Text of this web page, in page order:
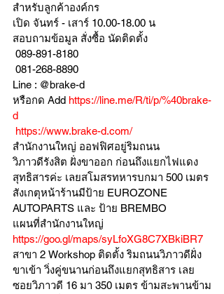
สำหรับลูกค้าองค์กร
เปิด จันทร์ - เสาร์ 10.00-18.00 น
สอบถามข้อมูล สั่งซื้อ นัดติดตั้ง
089-891-8180
081-268-8890
Line : @brake-d
หรือกด Add https://line.me/R/ti/p/%40brake-
d
https://www.brake-d.com/
สำนักงานใหญ่ ออฟฟิศอยู่ริมถนน
วิภาวดีรังสิต ฝั่งขาออก ก่อนถึงแยกไฟแดง
สุทธิสารค่ะ เลยสโมสรทหารบกมา 500 เมตร
สังเกตุหน้าร้านมีป้าย EUROZONE
AUTOPARTS และ ป้าย BREMBO
แผนที่สำนักงานใหญ่
https://goo.gl/maps/syLfoXG8C7XBkiBR7
สาขา 2 Workshop ติดตั้ง ริมถนนวิภาวดีฝั่ง
ขาเข้า วิ่งคู่ขนานก่อนถึงแยกสุทธิสาร เลย
ซอยวิภาวดี 16 มา 350 เมตร ข้ามสะพานข้าม